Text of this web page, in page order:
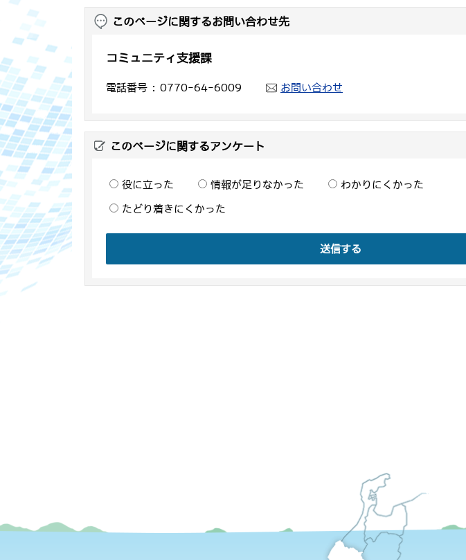
このページに関するお問い合わせ先
コミュニティ支援課
電話番号 0770-64-6009 お問い合わせ
このページに関するアンケート
役に立った 情報が足りなかった わかりにくかった
たどり着きにくかった
送信する